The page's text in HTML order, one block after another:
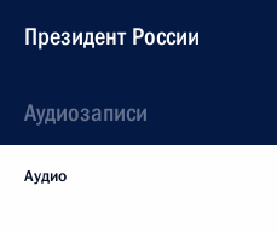
Президент России
Аудиозаписи
Аудио